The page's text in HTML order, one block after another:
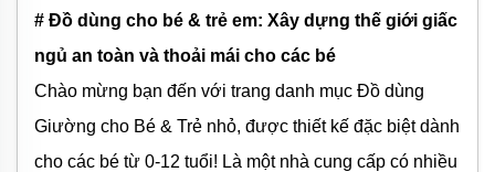
# Đồ dùng cho bé & trẻ em: Xây dựng thế giới giấc
ngủ an toàn và thoải mái cho các bé
Chào mừng bạn đến với trang danh mục Đồ dùng
Giường cho Bé & Trẻ nhỏ, được thiết kế đặc biệt dành
cho các bé từ 0-12 tuổi! Là một nhà cung cấp có nhiều